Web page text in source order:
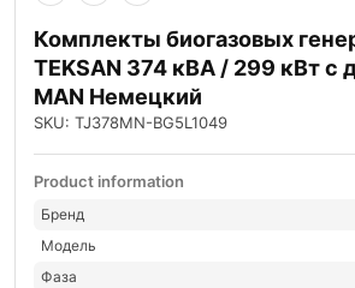
Комплекты биогазовых
TEKSAN 374 кВА / 299 кВт с
MAN Немецкий
SKU: TJ378MN-BG5L1049
Product information
Бренд
Модель
Фаза